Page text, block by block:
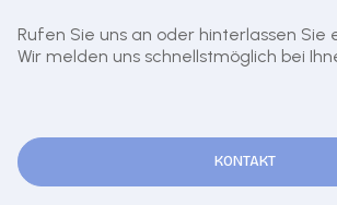
Rufen Sie uns an oder hinterlassen Sie
Wir melden uns schnellstmöglich bei
KONTAKT